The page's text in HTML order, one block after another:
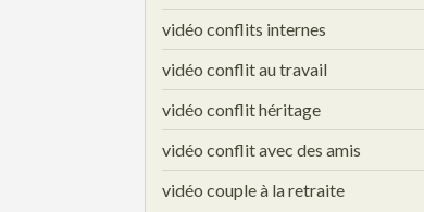
vidéo conflits internes
vidéo conflit au travail
vidéo conflit héritage
vidéo conflit avec des amis
vidéo couple à la retraite